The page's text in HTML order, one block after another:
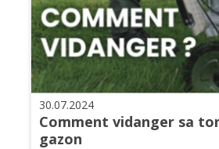
30.07.2024
Comment vidanger sa
gazon